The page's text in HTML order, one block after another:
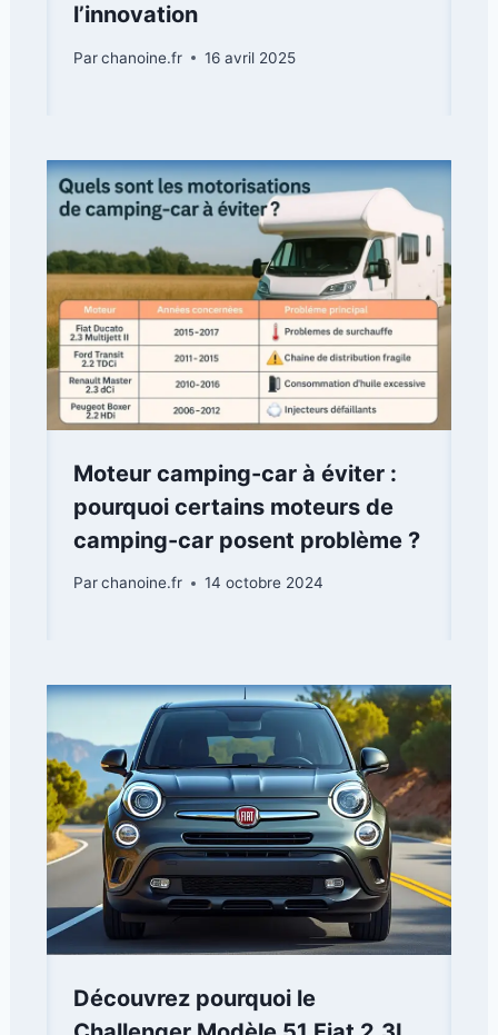
l’innovation
Parchanoine.fr 16 avril 2025
Moteur camping-car à éviter :
pourquoi certains moteurs de
camping-car posent problème ?
Parchanoine.fr 14 octobre 2024
Découvrez pourquoi le